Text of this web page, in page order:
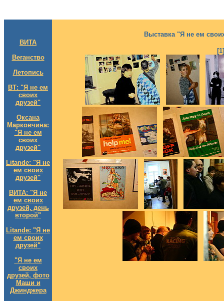
ВИТА
Веганство
Летопись
ВТ: "Я не ем
своих
друзей"
Оксана
Марковчина:
"Я не ем
своих
друзей"
Litande: "Я не
ем своих
друзей"
ВИТА: "Я не
ем своих
друзей, день
второй"
Litande: "Я не
ем своих
друзей"
"Я не ем
своих
друзей, фото
Маши и
Джинджера
Выставка "Я не ем